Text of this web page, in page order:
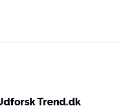
Trend.dk